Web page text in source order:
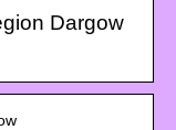
Dargow